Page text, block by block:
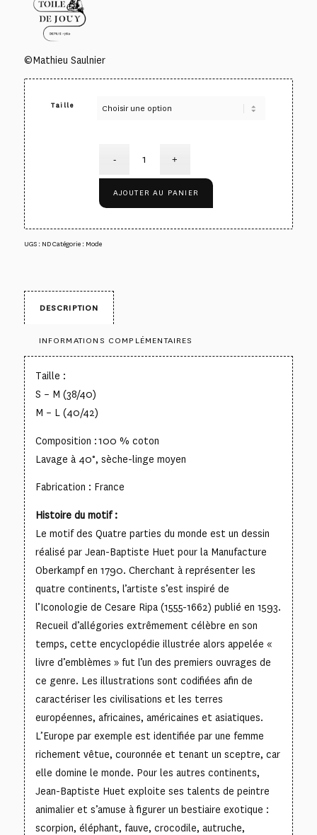
©Mathieu Saulnier
Taille
AJOUTER AU PANIER
UGS : NDCatégorie : Mode
DESCRIPTION
INFORMATIONS COMPLÉMENTAIRES
Taille :
S – M (38/40)
M – L (40/42)
Composition : 100 % coton
Lavage à 40°, sèche-linge moyen
Fabrication : France
Histoire du motif :
Le motif des Quatre parties du monde est un dessin
réalisé par Jean-Baptiste Huet pour la Manufacture
Oberkampf en 1790. Cherchant à représenter les
quatre continents, l’artiste s’est inspiré de
l’Iconologie de Cesare Ripa (1555-1662) publié en 1593.
Recueil d’allégories extrêmement célèbre en son
temps, cette encyclopédie illustrée alors appelée «
livre d’emblèmes » fut l’un des premiers ouvrages de
ce genre. Les illustrations sont codifiées afin de
caractériser les civilisations et les terres
européennes, africaines, américaines et asiatiques.
L’Europe par exemple est identifiée par une femme
richement vêtue, couronnée et tenant un sceptre, car
elle domine le monde. Pour les autres continents,
Jean-Baptiste Huet exploite ses talents de peintre
animalier et s’amuse à figurer un bestiaire exotique :
scorpion, éléphant, fauve, crocodile, autruche,